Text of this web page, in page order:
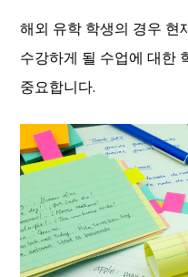
해외 유학 학생의 경우 현
수강하게 될 수업에 대한
중요합니다.